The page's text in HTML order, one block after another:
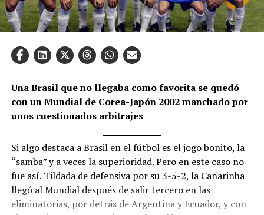
Una Brasil que no llegaba como favorita se quedó
con un Mundial de Corea-Japón 2002 manchado por
unos cuestionados arbitrajes
Si algo destaca a Brasil en el fútbol es el jogo bonito, la
“samba” y a veces la superioridad. Pero en este caso no
fue así. Tildada de defensiva por su 3-5-2, la Canarinha
llegó al Mundial después de salir tercero en las
eliminatorias, por detrás de Argentina y Ecuador, y con